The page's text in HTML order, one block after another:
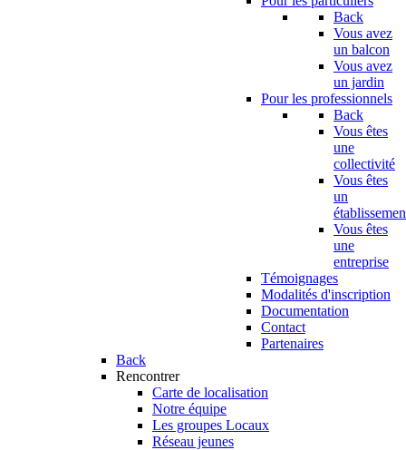
Back
Vous avez
un balcon
Vous avez
un jardin
Pour les professionnels
Back
Vous êtes
une
collectivité
Vous êtes
un
Vous êtes
une
entreprise
Témoignages
Modalités d'inscription
Documentation
Contact
Partenaires
Back
Rencontrer
Carte de localisation
Notre équipe
Les groupes Locaux
Réseau jeunes